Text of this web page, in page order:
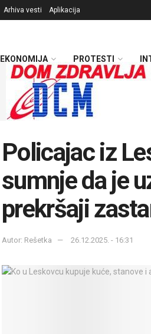
Arhiva vesti Aplikacija
EKONOMIJA PROTESTI
Policajac iz
sumnje da je
prekršaji
Autor: Rešetka 26.12.2025. - 16:31